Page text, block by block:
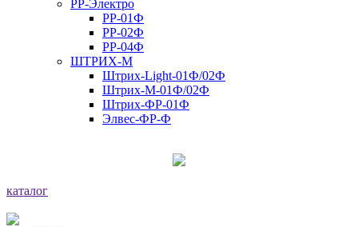
РР-Электро
РР-01Ф
РР-02Ф
РР-04Ф
ШТРИХ-М
Штрих-Light-01Ф/02Ф
Штрих-М-01Ф/02Ф
Штрих-ФР-01Ф
Элвес-ФР-Ф
каталог